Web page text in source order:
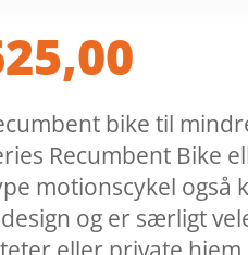
bike til
Recumbent Bike
motionscykel også
og er særligt